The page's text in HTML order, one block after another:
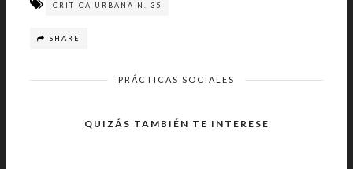
CRITICA URBANA N. 35
SHARE
PRÁCTICAS SOCIALES
QUIZÁS TAMBIÉN TE INTERESE